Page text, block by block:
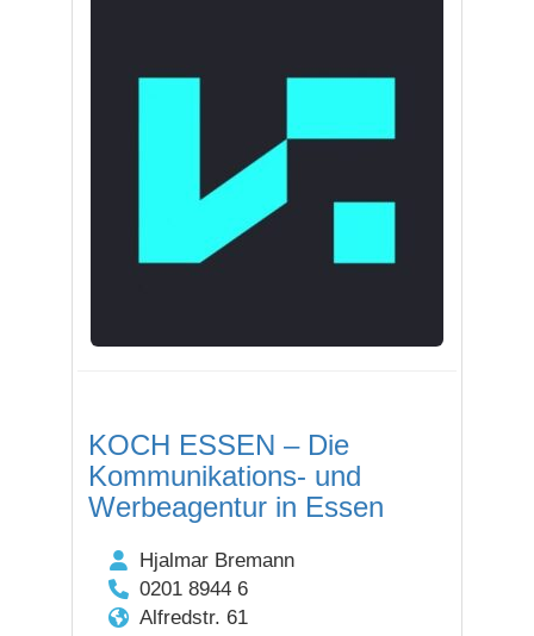
KOCH ESSEN – Die
Kommunikations- und
Werbeagentur in Essen
Hjalmar Bremann
0201 8944 6
Alfredstr. 61